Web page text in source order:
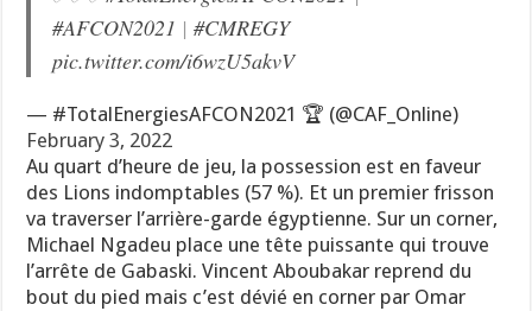
#AFCON2021 |#CMREGY
pic.twitter.com/i6wzU5akvV
— #TotalEnergiesAFCON2021 🏆 (@CAF_Online)
February 3, 2022
Au quart d’heure de jeu, la possession est en faveur
des Lions indomptables (57 %). Et un premier frisson
va traverser l’arrière-garde égyptienne. Sur un corner,
Michael Ngadeu place une tête puissante qui trouve
l’arrête de Gabaski. Vincent Aboubakar reprend du
bout du pied mais c’est dévié en corner par Omar